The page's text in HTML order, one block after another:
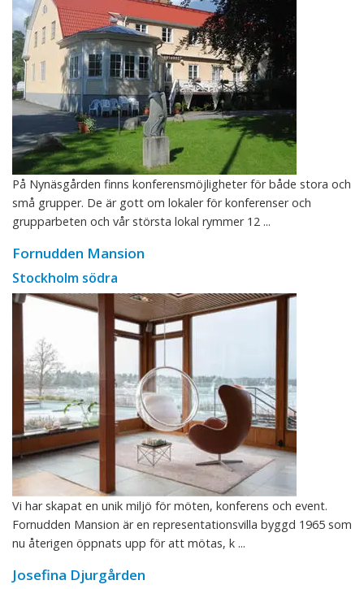
På Nynäsgården finns konferensmöjligheter för både stora och
små grupper. De är gott om lokaler för konferenser och
grupparbeten och vår största lokal rymmer 12 ...
Fornudden Mansion
Stockholm södra
Vi har skapat en unik miljö för möten, konferens och event.
Fornudden Mansion är en representationsvilla byggd 1965 som
nu återigen öppnats upp för att mötas, k ...
Josefina Djurgården